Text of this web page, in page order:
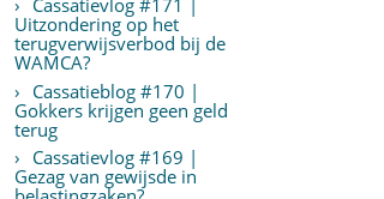
Cassatievlog #171 |
Uitzondering op het
terugverwijsverbod bij de
WAMCA?
Cassatieblog #170 |
Gokkers krijgen geen geld
terug
Cassatievlog #169 |
Gezag van gewijsde in